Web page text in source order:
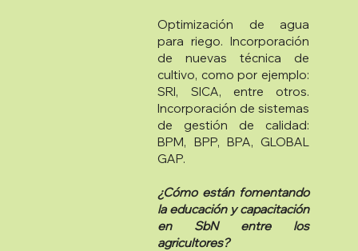
Optimización de agua
para riego. Incorporación
de nuevas técnica de
cultivo, como por ejemplo:
SRI, SICA, entre otros.
Incorporación de sistemas
de gestión de calidad:
BPM, BPP, BPA, GLOBAL
GAP.
¿Cómo están fomentando
la educación y capacitación
en SbN entre los
agricultores?